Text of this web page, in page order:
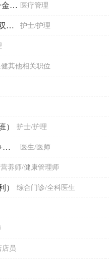
医院陪护主管（通州）五险一金+双休 医疗管理
医院管理员市区（五险一金+双休） 护士/护理
健其他相关职位
） 护士/护理
中医医生（五险一金+长白班+法定假日） 医生/医师
营养师/健康管理师
） 综合门诊/全科医生
店员